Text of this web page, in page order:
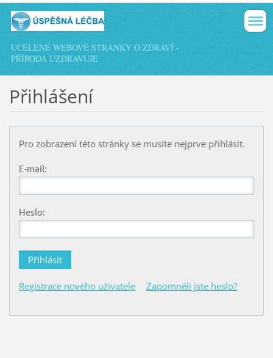
UCELENÉ WEBOVÉ STRÁNKY O ZDRAVÍ -
PŘÍRODA UZDRAVUJE
Přihlášení
Pro zobrazení této stránky se musíte nejprve přihlásit.
E-mail:
Heslo:
Registrace nového uživatele Zapomněli jste heslo?